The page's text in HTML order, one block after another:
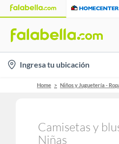
location-
icon
Ingresa tu ubicación
Home Niños y Juguetería -
Camisetas y
Niñas